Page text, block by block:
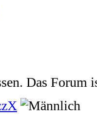
Das Forum